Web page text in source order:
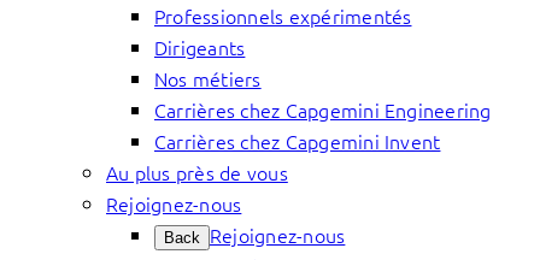
Professionnels expérimentés
Dirigeants
Nos métiers
Carrières chez Capgemini Engineering
Carrières chez Capgemini Invent
Au plus près de vous
Rejoignez-nous
Back Rejoignez-nous